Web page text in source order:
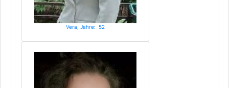
Vera, Jahre: 52